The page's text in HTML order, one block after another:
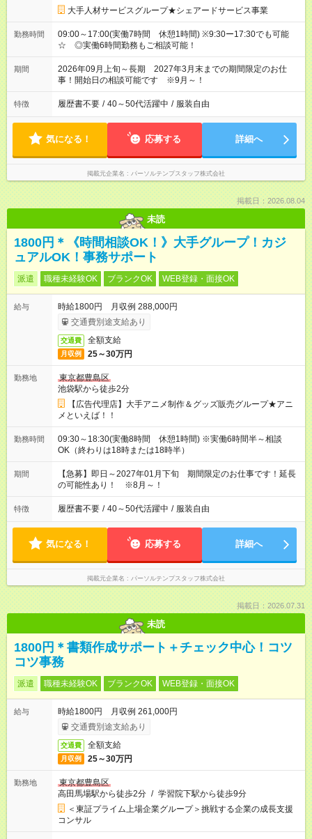
大手人材サービスグループ★シェアードサービス事業
勤務時間
09:00～17:00(実働7時間 休憩1時間) ※9:30ー17:30でも可能
☆ ◎実働6時間勤務もご相談可能！
期間
2026年09月上旬～長期 2027年3月末までの期間限定のお仕
事！開始日の相談可能です ※9月～！
特徴 履歴書不要 / 40～50代活躍中 / 服装自由
気になる！ 応募する 詳細へ
掲載元企業名 パーソルテンプスタッフ株式会社
掲載日：2026.08.04
未読
1800円＊《時間相談OK！》大手グループ！カジ
ュアルOK！事務サポート
派遣 職種未経験OK ブランクOK WEB登録・面接OK
給与
時給1800円 月収例 288,000円
交通費別途支給あり
交通費 全額支給
月収例 25～30万円
勤務地
東京都豊島区
池袋駅から徒歩2分
【広告代理店】大手アニメ制作＆グッズ販売グループ★アニ
メといえば！！
勤務時間
09:30～18:30(実働8時間 休憩1時間) ※実働6時間半～相談
OK（終わりは18時または18時半）
期間
【急募】即日～2027年01月下旬 期間限定のお仕事です！延長
の可能性あり！ ※8月～！
特徴 履歴書不要 / 40～50代活躍中 / 服装自由
気になる！ 応募する 詳細へ
掲載元企業名 パーソルテンプスタッフ株式会社
掲載日：2026.07.31
未読
1800円＊書類作成サポート＋チェック中心！コツ
コツ事務
派遣 職種未経験OK ブランクOK WEB登録・面接OK
給与
時給1800円 月収例 261,000円
交通費別途支給あり
交通費 全額支給
月収例 25～30万円
勤務地
東京都豊島区
高田馬場駅から徒歩2分 / 学習院下駅から徒歩9分
＜東証プライム上場企業グループ＞挑戦する企業の成長支援
コンサル